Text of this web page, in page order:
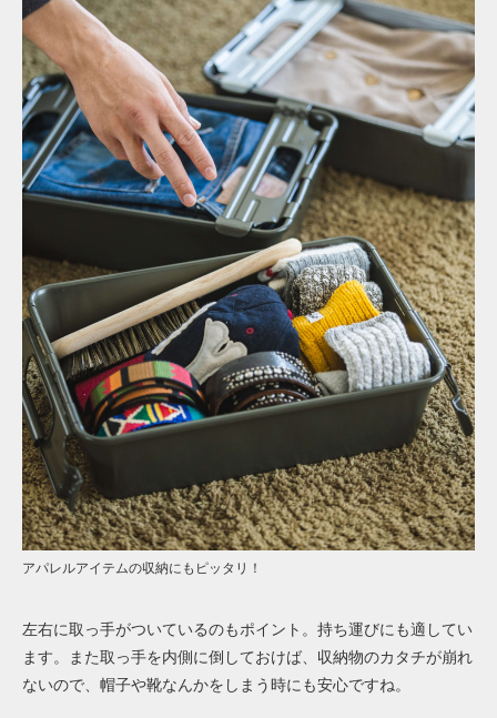
アパレルアイテムの収納にもピッタリ！
左右に取っ手がついているのもポイント。持ち運びにも適してい
ます。また取っ手を内側に倒しておけば、収納物のカタチが崩れ
ないので、帽子や靴なんかをしまう時にも安心ですね。